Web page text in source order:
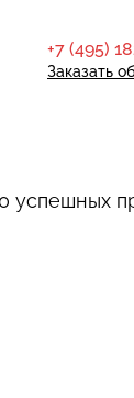
+7 (495)
Заказать
успешных